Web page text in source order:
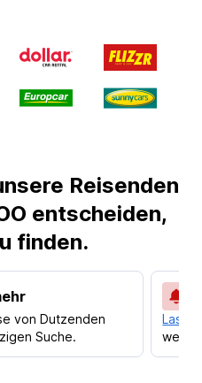
Reisenden
entscheiden,
finden.
von Dutzenden
Suche.
Lass